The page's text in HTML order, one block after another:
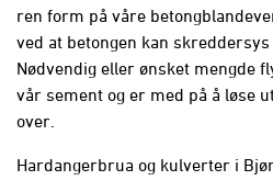
ren form på våre
ved at betongen kan
Nødvendig eller ønsket mengde
vår sement og er med på å løse
over.
Hardangerbrua og kulverter i